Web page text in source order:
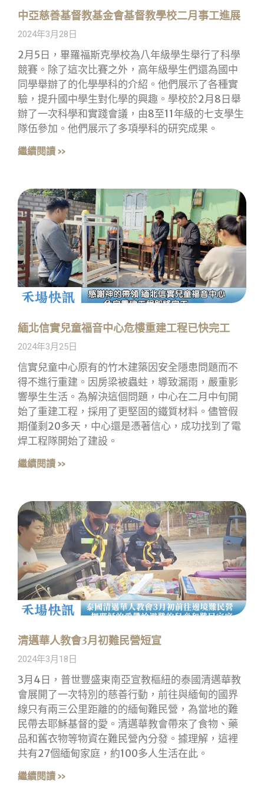
中亞慈善基督教基金會基督教學校二月事工進展
2024年3月28日
2月5日，畢羅福斯克學校為八年級學生舉行了科學
競賽。除了這次比賽之外，高年級學生們還為國中
同學舉辦了的化學學科的介紹。他們展示了各種實
驗，提升國中學生對化學的興趣。學校於2月8日舉
辦了一次科學和實踐會議，由8至11年級的七支學生
隊伍參加。他們展示了多項學科的研究成果。
繼續閱讀 »
緬北信實兒童福音中心危樓重建工程已快完工
2024年3月25日
信實兒童中心原有的竹木建築因安全隱患問題而不
得不進行重建。因房梁被蟲蛀，導致漏雨，嚴重影
響學生生活。為解決這個問題，中心在二月中旬開
始了重建工程，採用了更堅固的鐵質材料。儘管假
期僅剩20多天，中心還是憑著信心，成功找到了電
焊工程隊開始了建設。
繼續閱讀 »
清邁華人教會3月初難民營短宣
2024年3月18日
3月4日，普世豐盛東南亞宣教樞紐的泰國清邁華教
會展開了一次特別的慈善行動，前往與緬甸的國界
線只有兩三公里距離的的緬甸難民營，為當地的難
民帶去耶穌基督的愛。清邁華教會帶來了食物、藥
品和舊衣物等物資在難民營內分發。據理解，這裡
共有27個緬甸家庭，約100多人生活在此。
繼續閱讀 »